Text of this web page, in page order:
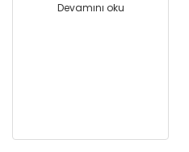
Devamını oku